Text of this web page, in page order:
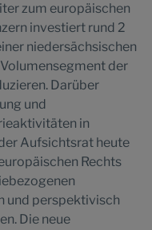
zum europäischen
investiert rund 2
niedersächsischen
der
Darüber
und
in
Aufsichtsrat heute
Rechts
und perspektivisch
Die neue